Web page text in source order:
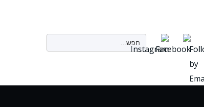
Search
for: